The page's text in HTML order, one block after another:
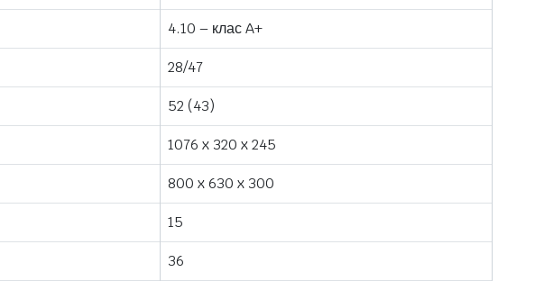
4.10 – клас A+
28/47
52 (43)
1076 x 320 x 245
800 x 630 x 300
15
36